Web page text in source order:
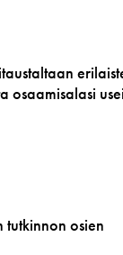
osaamisalasi
osien